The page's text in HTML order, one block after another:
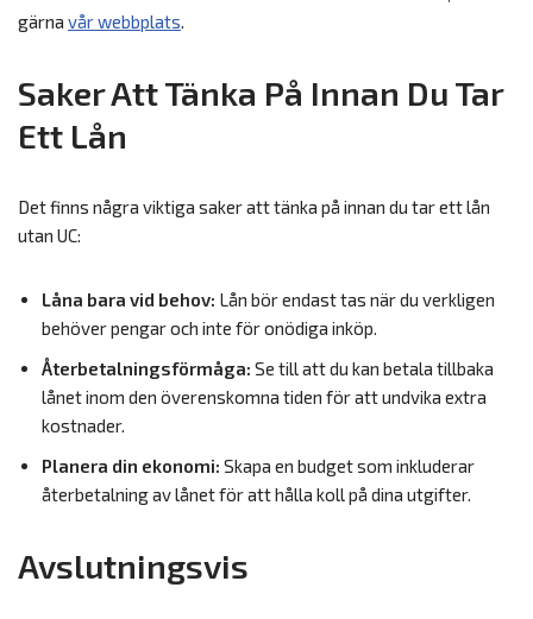
gärna vår webbplats.
Saker Att Tänka På Innan Du Tar
Ett Lån
Det finns några viktiga saker att tänka på innan du tar ett lån
utan UC:
Låna bara vid behov: Lån bör endast tas när du verkligen
behöver pengar och inte för onödiga inköp.
Återbetalningsförmåga: Se till att du kan betala tillbaka
lånet inom den överenskomna tiden för att undvika extra
kostnader.
Planera din ekonomi: Skapa en budget som inkluderar
återbetalning av lånet för att hålla koll på dina utgifter.
Avslutningsvis